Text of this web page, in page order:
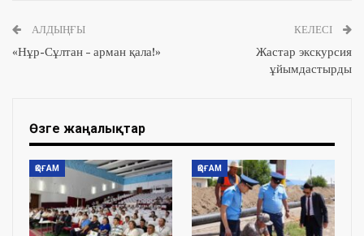
АЛДЫҢҒЫ
«Нұр-Сұлтан – арман қала!»
КЕЛЕСІ
Жастар экскурсия
ұйымдастырды
Өзге жаңалықтар
ҚОҒАМ ҚОҒАМ